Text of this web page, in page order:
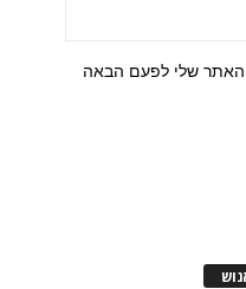
שלי לפעם הבאה